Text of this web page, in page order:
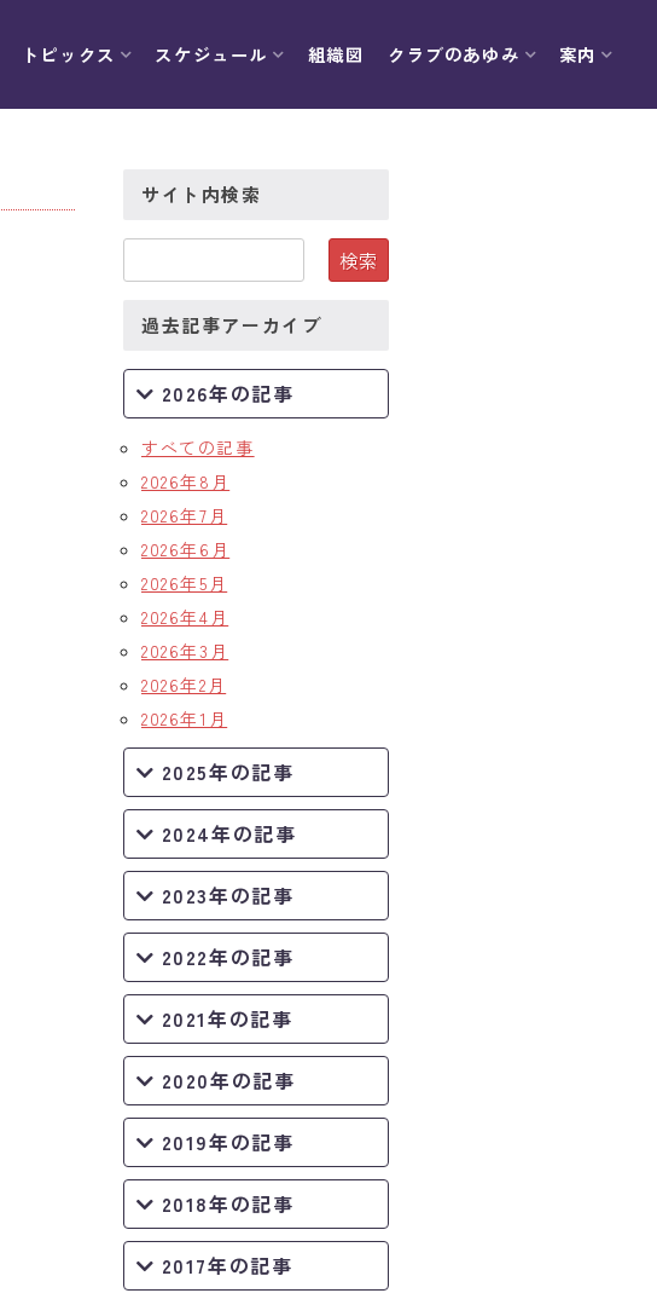
トピックス スケジュール 組織図 クラブのあゆみ 案内
サイト内検索
過去記事アーカイブ
2026年の記事
すべての記事
2026年8月
2026年7月
2026年6月
2026年5月
2026年4月
2026年3月
2026年2月
2026年1月
2025年の記事
2024年の記事
2023年の記事
2022年の記事
2021年の記事
2020年の記事
2019年の記事
2018年の記事
2017年の記事